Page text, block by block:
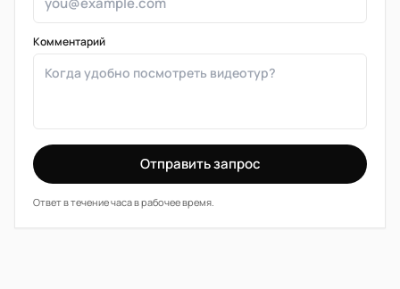
Комментарий
Отправить запрос
Ответ в течение часа в рабочее время.